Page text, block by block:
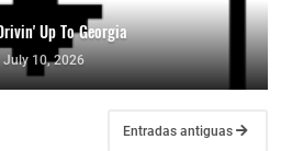
Up To Georgia
July 10, 2026
Entradas antiguas